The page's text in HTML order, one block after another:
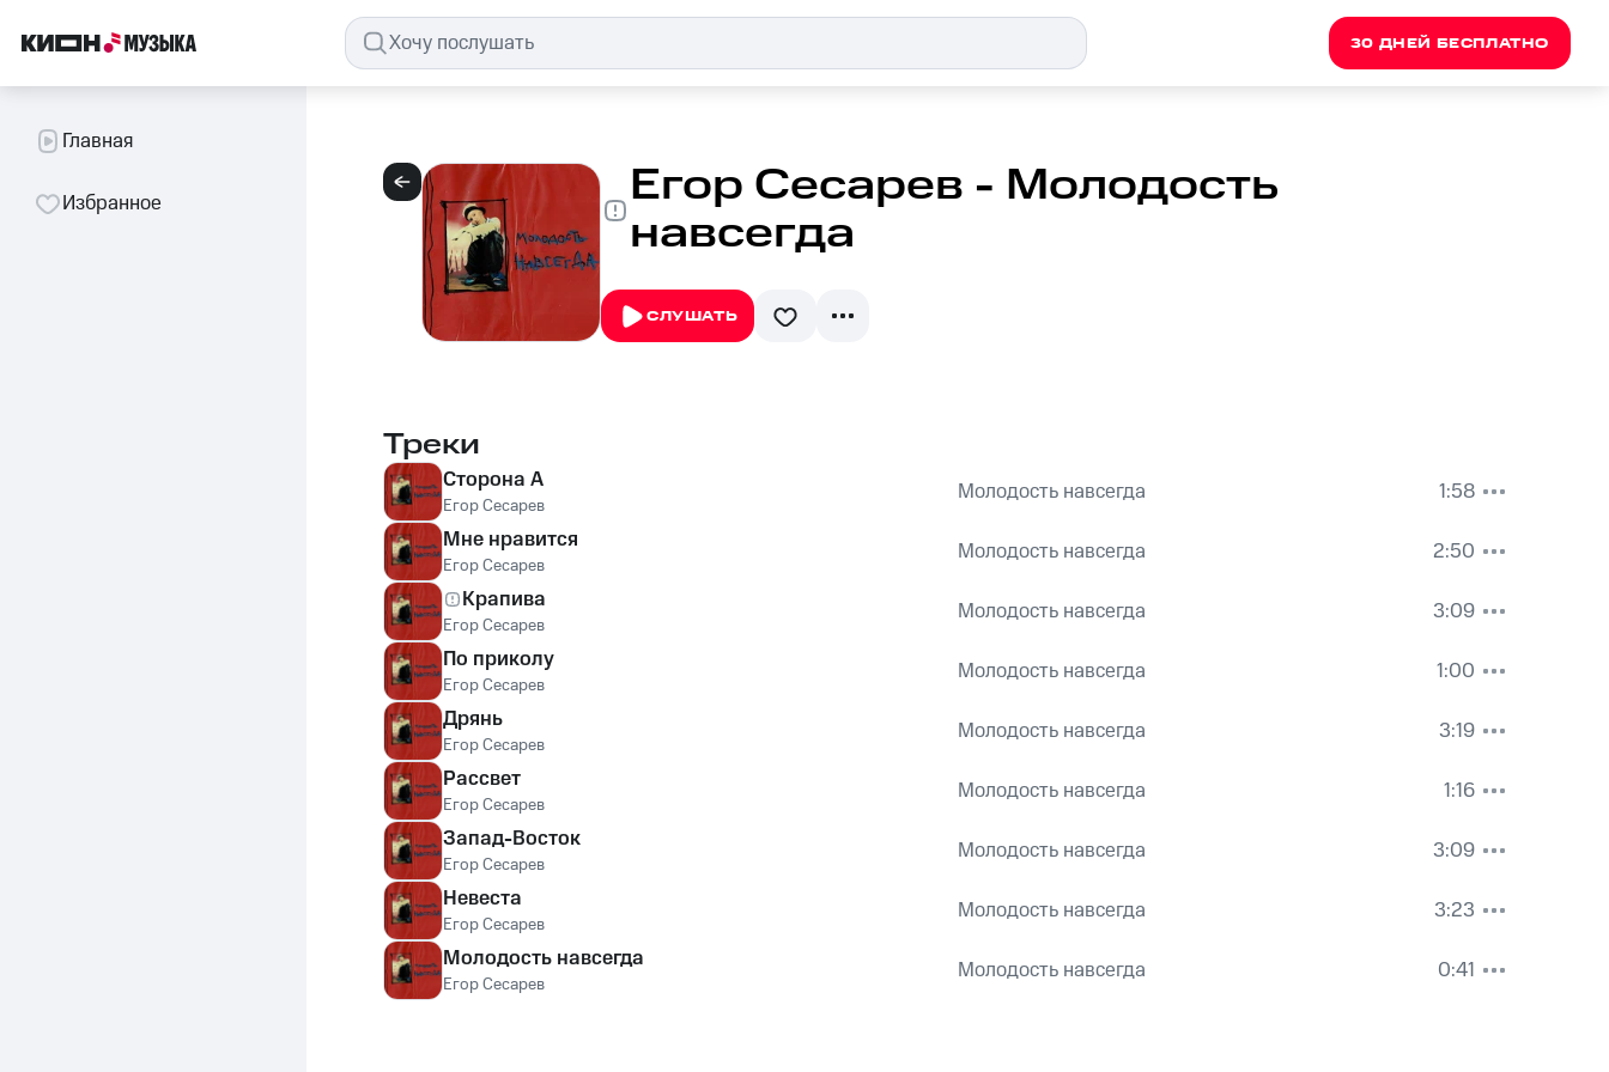
30 ДНЕЙ БЕСПЛАТНО
Главная
Избранное Егор Сесарев - Молодость
навсегда
СЛУШАТЬ
Треки
Сторона А
Егор Сесарев Молодость навсегда
1:58
Мне нравится
Егор Сесарев Молодость навсегда
2:50
Крапива
Егор Сесарев Молодость навсегда
3:09
По приколу
Егор Сесарев Молодость навсегда
1:00
Дрянь
Егор Сесарев Молодость навсегда
3:19
Рассвет
Егор Сесарев Молодость навсегда
1:16
Запад-Восток
Егор Сесарев Молодость навсегда
3:09
Невеста
Егор Сесарев Молодость навсегда
3:23
Молодость навсегда
Егор Сесарев Молодость навсегда 0:41